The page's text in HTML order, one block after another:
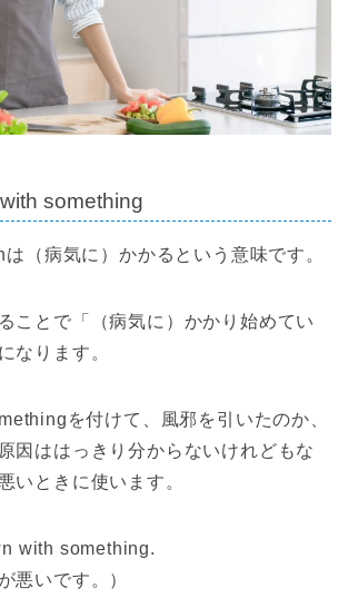
something
（病気に）かかるという意味です。
ことで「（病気に）かかり始めてい
なります。
を付けて、風邪を引いたのか、
因ははっきり分からないけれどもな
いときに使います。
with something.
悪いです。）